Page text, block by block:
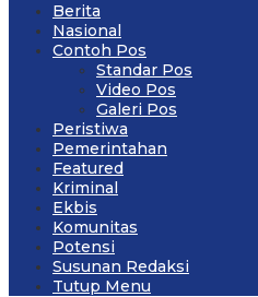
Berita
Nasional
Contoh Pos
Standar Pos
Video Pos
Galeri Pos
Peristiwa
Pemerintahan
Featured
Kriminal
Ekbis
Komunitas
Potensi
Susunan Redaksi
Tutup Menu